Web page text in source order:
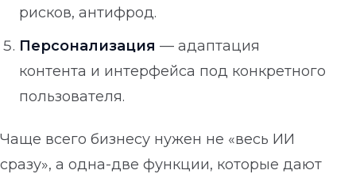
рисков, антифрод.
Персонализация — адаптация
контента и интерфейса под конкретного
пользователя.
Чаще всего бизнесу нужен не «весь ИИ
сразу», а одна-две функции, которые дают